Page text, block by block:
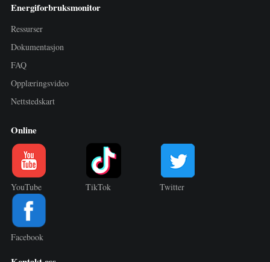
Energiforbruksmonitor
Ressurser
Dokumentasjon
FAQ
Opplæringsvideo
Nettstedskart
Online
YouTube TikTok Twitter
Facebook